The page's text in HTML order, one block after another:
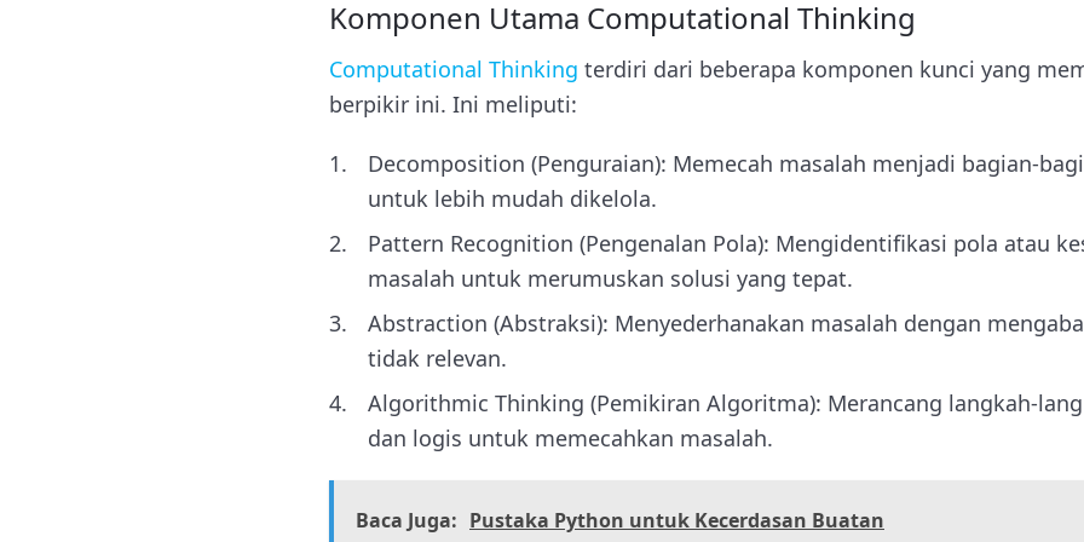
Komponen Utama Computational Thinking
Computational Thinking terdiri dari beberapa komponen kunci yang
berpikir ini. Ini meliputi:
Decomposition (Penguraian): Memecah masalah menjadi bagian-
untuk lebih mudah dikelola.
Pattern Recognition (Pengenalan Pola): Mengidentifikasi pola atau
masalah untuk merumuskan solusi yang tepat.
Abstraction (Abstraksi): Menyederhanakan masalah dengan
tidak relevan.
Algorithmic Thinking (Pemikiran Algoritma): Merancang langkah-
dan logis untuk memecahkan masalah.
Baca Juga: Pustaka Python untuk Kecerdasan Buatan